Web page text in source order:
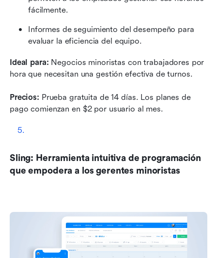
fácilmente.
Informes de seguimiento del desempeño para
evaluar la eficiencia del equipo.
Ideal para: Negocios minoristas con trabajadores por
hora que necesitan una gestión efectiva de turnos.
Precios: Prueba gratuita de 14 días. Los planes de
pago comienzan en $2 por usuario al mes.
Sling: Herramienta intuitiva de programación
que empodera a los gerentes minoristas